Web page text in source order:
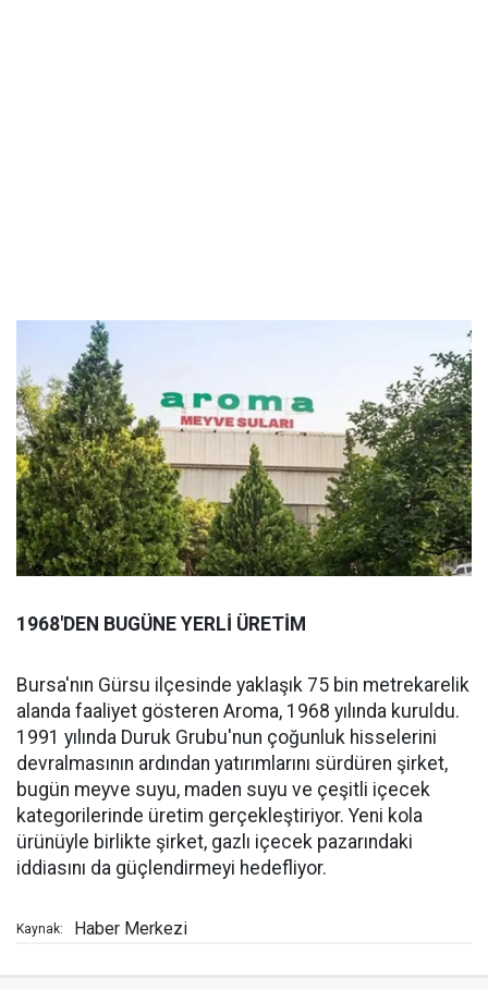
1968'DEN BUGÜNE YERLİ ÜRETİM
Bursa'nın Gürsu ilçesinde yaklaşık 75 bin metrekarelik
alanda faaliyet gösteren Aroma, 1968 yılında kuruldu.
1991 yılında Duruk Grubu'nun çoğunluk hisselerini
devralmasının ardından yatırımlarını sürdüren şirket,
bugün meyve suyu, maden suyu ve çeşitli içecek
kategorilerinde üretim gerçekleştiriyor. Yeni kola
ürünüyle birlikte şirket, gazlı içecek pazarındaki
iddiasını da güçlendirmeyi hedefliyor.
Kaynak: Haber Merkezi